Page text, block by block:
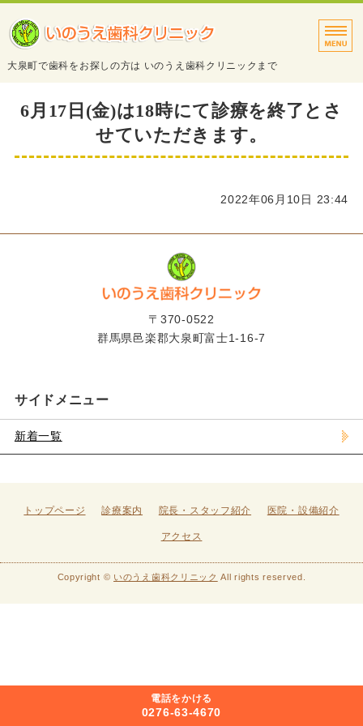
タイトルサンプル
大泉町で歯科をお探しの方は いのうえ歯科クリニックまで
トップページ
6月17日(金)は18時にて診療を終了とさ
せていただきます。
2022年06月10日 23:44
〒370-0522
群馬県邑楽郡大泉町富士1-16-7
電話をかける
0276-63-4670
サイドメニュー
新着一覧
トップページ 診療案内 院長・スタッフ紹介 医院・設備紹介
アクセス
Copyright © いのうえ歯科クリニック All rights reserved.